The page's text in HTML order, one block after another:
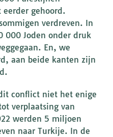
gehoord.
verdreven. In
000 Joden onder druk
En, we
aan beide kanten zijn
conflict niet het enige
verplaatsing van
werden 5 miljoen
naar Turkije. In de